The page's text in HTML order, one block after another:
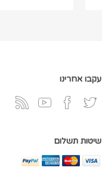
עקבו אחרינו
שיטות תשלום